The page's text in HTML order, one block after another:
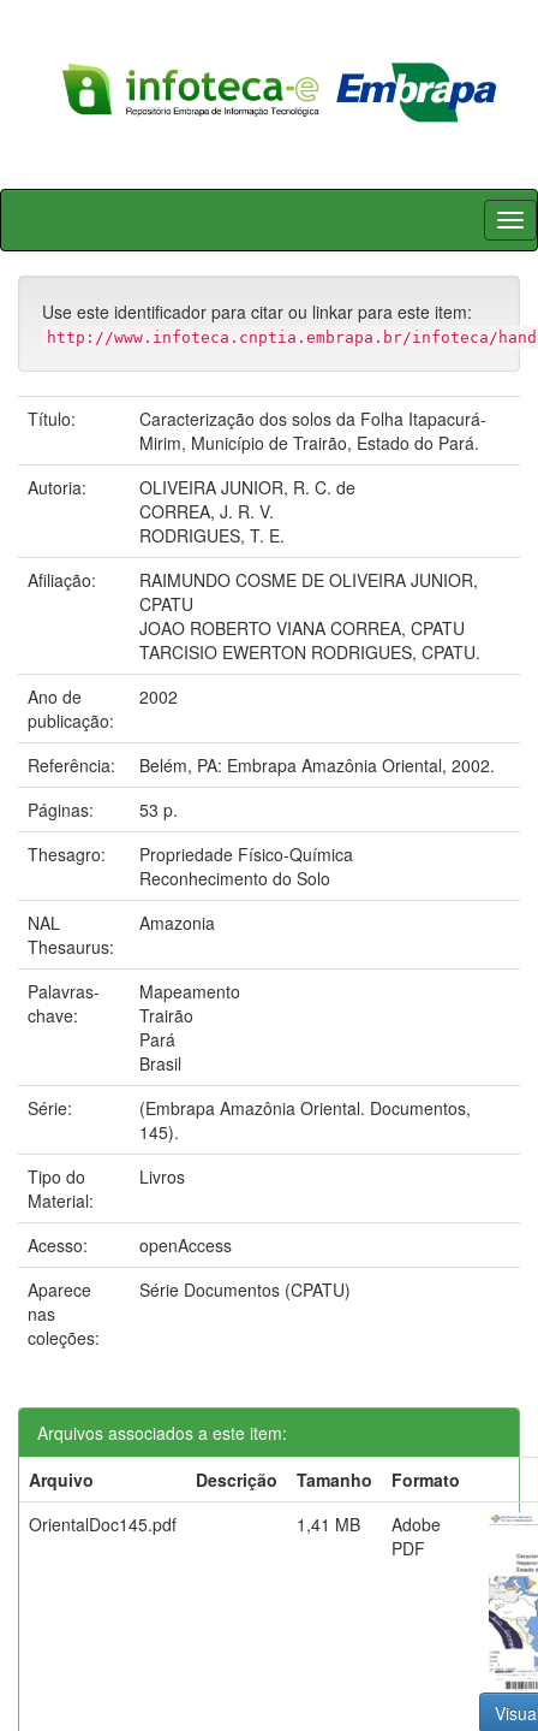
Skip
Use este identificador para citar ou linkar para este item:
http://www.infoteca.cnptia.embrapa.br/infoteca/
Título:
Caracterização dos solos da Folha Itapacurá-
Mirim, Município de Trairão, Estado do Pará.
Autoria:
OLIVEIRA JUNIOR, R. C. de
CORREA, J. R. V.
RODRIGUES, T. E.
Afiliação:
RAIMUNDO COSME DE OLIVEIRA JUNIOR,
CPATU
JOAO ROBERTO VIANA CORREA, CPATU
TARCISIO EWERTON RODRIGUES, CPATU.
Ano de
publicação:
2002
Referência:
Belém, PA: Embrapa Amazônia Oriental, 2002.
Páginas:
53 p.
Thesagro:
Propriedade Físico-Química
Reconhecimento do Solo
NAL
Thesaurus:
Amazonia
Palavras-
chave:
Mapeamento
Trairão
Pará
Brasil
Série:
(Embrapa Amazônia Oriental. Documentos,
145).
Tipo do
Material:
Livros
Acesso:
openAccess
Aparece
nas
coleções:
Série Documentos (CPATU)
Arquivos associados a este item:
Arquivo
Descrição Tamanho
Formato
OrientalDoc145.pdf
1,41 MB
Adobe
PDF